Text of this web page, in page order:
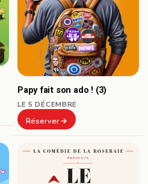
Papy fait son ado ! (3)
LE 5 DÉCEMBRE
Réserver